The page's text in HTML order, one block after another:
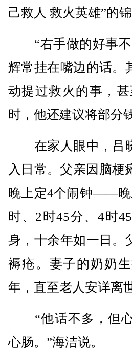
己救人 救火英雄”的锦
“右手做的好事不
辉常挂在嘴边的话。
动提过救火的事，
时，他还建议将部分
在家人眼中，吕
入日常。父亲因脑梗
晚上定4个闹钟——晚
时、2时45分、4时
身，十余年如一日。
褥疮。妻子的奶奶
年，直至老人安详离
“他话不多，但心
心肠。”海洁说。